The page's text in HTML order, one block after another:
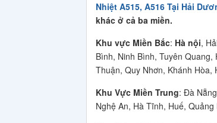
Nhiệt A515, A516 Tại Hải
khác ở cả ba miền.
Khu vực Miền Bắc: Hà nội,
Bình, Ninh Bình, Tuyên
Thuận, Quy Nhơn, Khánh Hòa,
Khu Vực Miền Trung: Đà
Nghệ An, Hà Tĩnh, Huế,